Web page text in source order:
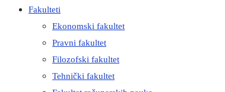
Fakulteti
Ekonomski fakultet
Pravni fakultet
Filozofski fakultet
Tehnički fakultet